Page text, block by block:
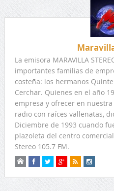
La emisora MARAVILLA
importantes familias de
costeña: los hermanos
Cerchar. Quienes en el año
empresa y ofrecer en
radio con raíces vallenatas,
Diciembre de 1993 cuando
plazoleta del centro
Stereo 105.7 FM.